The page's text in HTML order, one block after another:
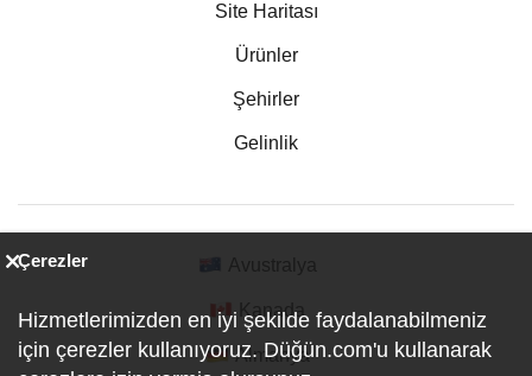
Site Haritası
Ürünler
Şehirler
Gelinlik
Kanada
Almanya
Çerezler
Hizmetlerimizden en iyi şekilde faydalanabilmeniz
için çerezler kullanıyoruz. Düğün.com'u kullanarak